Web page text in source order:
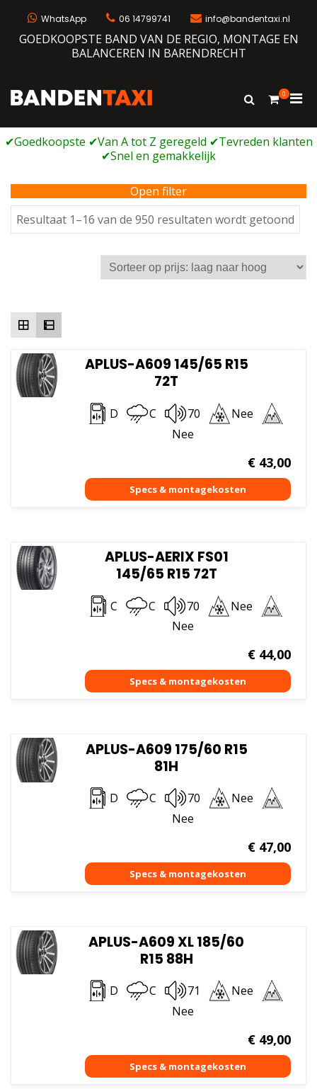
WhatsApp 06 14799741 info@bandentaxi.nl
GOEDKOOPSTE BAND VAN DE REGIO, MONTAGE EN
BALANCEREN IN BARENDRECHT
Bandengarage met eigen webshop
Toon
0
voor
Open filter
Resultaat 1–16 van de 950 resultaten wordt getoond
op
laag
APLUS-A609 145/65 R15
72T
D C 70
Nee
Nee
€43,00
APLUS-AERIX FS01
145/65 R15 72T
C C 70
Nee
Nee
€44,00
APLUS-A609 175/60 R15
81H
D C 70
Nee
Nee
€47,00
APLUS-A609 XL 185/60
R15 88H
D C 71
Nee
Nee
€49,00